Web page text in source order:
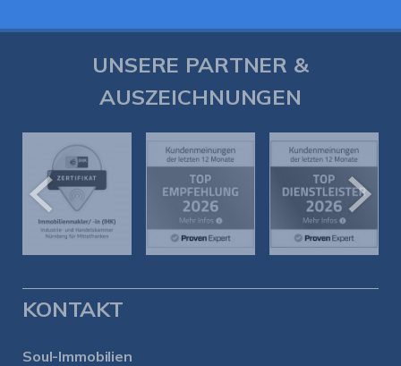
UNSERE PARTNER &
AUSZEICHNUNGEN
KONTAKT
Soul-Immobilien